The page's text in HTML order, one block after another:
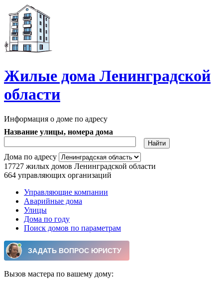
Перейти к основному содержанию
Жилые дома Ленинградской
области
Информация о доме по адресу
Название улицы, номера дома
Дома по адресу
17727 жилых домов Ленинградской области
664 управляющих организаций
Главное меню
Управляющие компании
Аварийные дома
Улицы
Дома по году
Поиск домов по параметрам
Вызов мастера по вашему дому: